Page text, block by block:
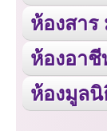
ห้องสาร
ห้องอาชี
ห้องมูล